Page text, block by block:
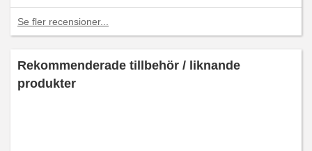
Se fler recensioner...
Rekommenderade tillbehör / liknande
produkter